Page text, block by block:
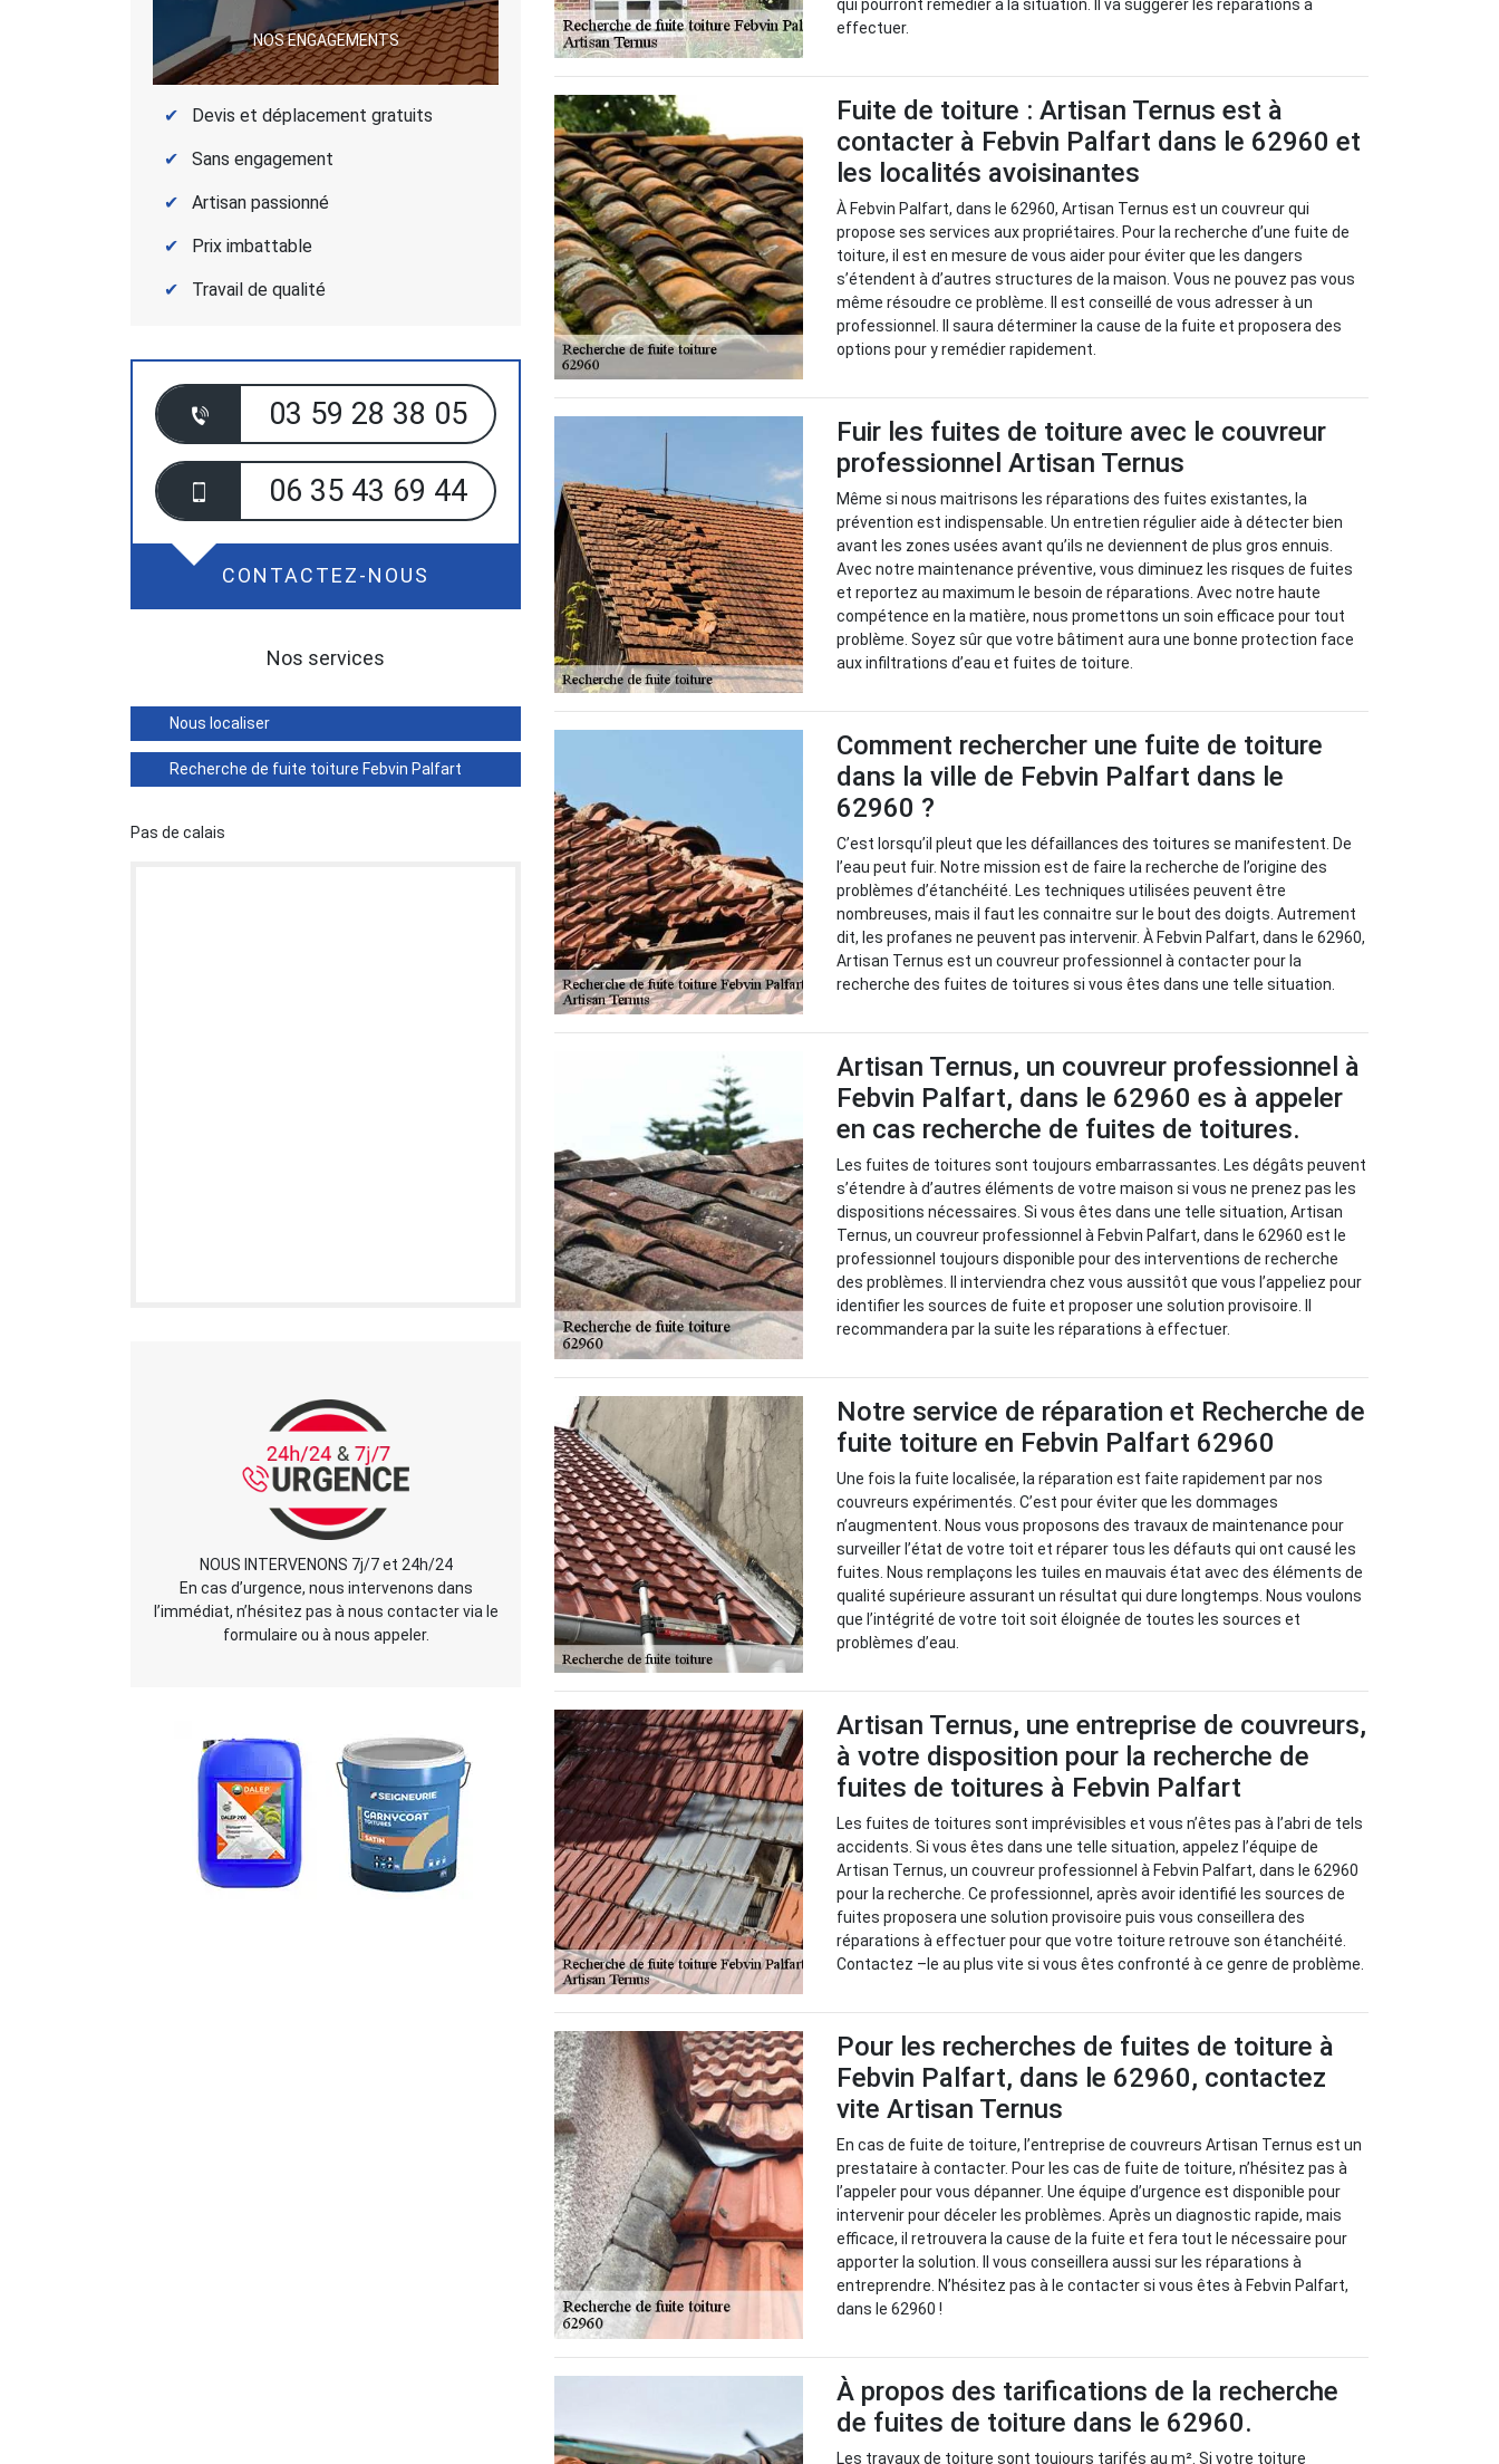
NOS ENGAGEMENTS
Devis et déplacement gratuits
Sans engagement
Artisan passionné
Prix imbattable
Travail de qualité
03 59 28 38 05
06 35 43 69 44
CONTACTEZ-NOUS
Nos services
Nous localiser
Recherche de fuite toiture Febvin Palfart
Pas de calais
NOUS INTERVENONS 7j/7 et 24h/24
En cas d’urgence, nous intervenons dans
l’immédiat, n’hésitez pas à nous contacter via le
formulaire ou à nous appeler.
qui pourront remédier à la situation. Il va suggérer les réparations à
effectuer.
Fuite de toiture : Artisan Ternus est à
contacter à Febvin Palfart dans le 62960 et
les localités avoisinantes
À Febvin Palfart, dans le 62960, Artisan Ternus est un couvreur qui
propose ses services aux propriétaires. Pour la recherche d’une fuite de
toiture, il est en mesure de vous aider pour éviter que les dangers
s’étendent à d’autres structures de la maison. Vous ne pouvez pas vous
même résoudre ce problème. Il est conseillé de vous adresser à un
professionnel. Il saura déterminer la cause de la fuite et proposera des
options pour y remédier rapidement.
Fuir les fuites de toiture avec le couvreur
professionnel Artisan Ternus
Même si nous maitrisons les réparations des fuites existantes, la
prévention est indispensable. Un entretien régulier aide à détecter bien
avant les zones usées avant qu’ils ne deviennent de plus gros ennuis.
Avec notre maintenance préventive, vous diminuez les risques de fuites
et reportez au maximum le besoin de réparations. Avec notre haute
compétence en la matière, nous promettons un soin efficace pour tout
problème. Soyez sûr que votre bâtiment aura une bonne protection face
aux infiltrations d’eau et fuites de toiture.
Comment rechercher une fuite de toiture
dans la ville de Febvin Palfart dans le
62960 ?
C’est lorsqu’il pleut que les défaillances des toitures se manifestent. De
l’eau peut fuir. Notre mission est de faire la recherche de l’origine des
problèmes d’étanchéité. Les techniques utilisées peuvent être
nombreuses, mais il faut les connaitre sur le bout des doigts. Autrement
dit, les profanes ne peuvent pas intervenir. À Febvin Palfart, dans le 62960,
Artisan Ternus est un couvreur professionnel à contacter pour la
recherche des fuites de toitures si vous êtes dans une telle situation.
Artisan Ternus, un couvreur professionnel à
Febvin Palfart, dans le 62960 es à appeler
en cas recherche de fuites de toitures.
Les fuites de toitures sont toujours embarrassantes. Les dégâts peuvent
s’étendre à d’autres éléments de votre maison si vous ne prenez pas les
dispositions nécessaires. Si vous êtes dans une telle situation, Artisan
Ternus, un couvreur professionnel à Febvin Palfart, dans le 62960 est le
professionnel toujours disponible pour des interventions de recherche
des problèmes. Il interviendra chez vous aussitôt que vous l’appeliez pour
identifier les sources de fuite et proposer une solution provisoire. Il
recommandera par la suite les réparations à effectuer.
Notre service de réparation et Recherche de
fuite toiture en Febvin Palfart 62960
Une fois la fuite localisée, la réparation est faite rapidement par nos
couvreurs expérimentés. C’est pour éviter que les dommages
n’augmentent. Nous vous proposons des travaux de maintenance pour
surveiller l’état de votre toit et réparer tous les défauts qui ont causé les
fuites. Nous remplaçons les tuiles en mauvais état avec des éléments de
qualité supérieure assurant un résultat qui dure longtemps. Nous voulons
que l’intégrité de votre toit soit éloignée de toutes les sources et
problèmes d’eau.
Artisan Ternus, une entreprise de couvreurs,
à votre disposition pour la recherche de
fuites de toitures à Febvin Palfart
Les fuites de toitures sont imprévisibles et vous n’êtes pas à l’abri de tels
accidents. Si vous êtes dans une telle situation, appelez l’équipe de
Artisan Ternus, un couvreur professionnel à Febvin Palfart, dans le 62960
pour la recherche. Ce professionnel, après avoir identifié les sources de
fuites proposera une solution provisoire puis vous conseillera des
réparations à effectuer pour que votre toiture retrouve son étanchéité.
Contactez –le au plus vite si vous êtes confronté à ce genre de problème.
Pour les recherches de fuites de toiture à
Febvin Palfart, dans le 62960, contactez
vite Artisan Ternus
En cas de fuite de toiture, l’entreprise de couvreurs Artisan Ternus est un
prestataire à contacter. Pour les cas de fuite de toiture, n’hésitez pas à
l’appeler pour vous dépanner. Une équipe d’urgence est disponible pour
intervenir pour déceler les problèmes. Après un diagnostic rapide, mais
efficace, il retrouvera la cause de la fuite et fera tout le nécessaire pour
apporter la solution. Il vous conseillera aussi sur les réparations à
entreprendre. N’hésitez pas à le contacter si vous êtes à Febvin Palfart,
dans le 62960 !
À propos des tarifications de la recherche
de fuites de toiture dans le 62960.
Les travaux de toiture sont toujours tarifés au m². Si votre toiture